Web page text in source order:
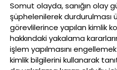
Somut olayda, sanığın olay
şüphelenilerek durdurulması
görevlilerince yapılan kimlik
hakkındaki yakalama
işlem yapılmasını
kimlik bilgilerini kullanarak